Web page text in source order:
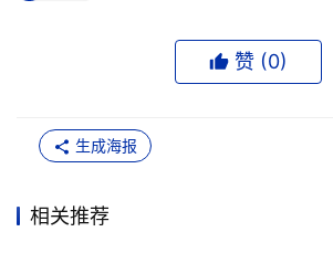
过了解相关就业政策有效的维护个人合法
2、教学特色
赞 (0)
生成海报
相关推荐